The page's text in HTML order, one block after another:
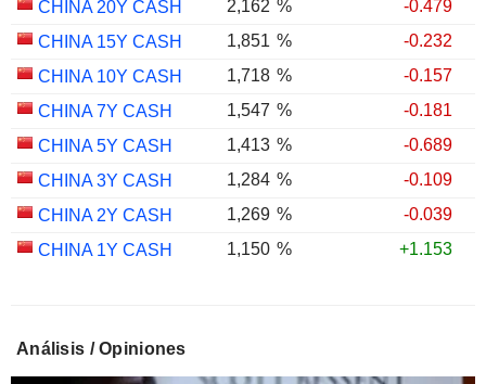
CHINA 20Y CASH
2,162 %
-0.479
CHINA 15Y CASH
1,851 %
-0.232
CHINA 10Y CASH
1,718 %
-0.157
CHINA 7Y CASH
1,547 %
-0.181
CHINA 5Y CASH
1,413 %
-0.689
CHINA 3Y CASH
1,284 %
-0.109
CHINA 2Y CASH
1,269 %
-0.039
CHINA 1Y CASH
1,150 % +1.153
Análisis / Opiniones